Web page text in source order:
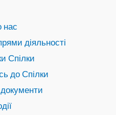
нас
діяльності
Спілки
до Спілки